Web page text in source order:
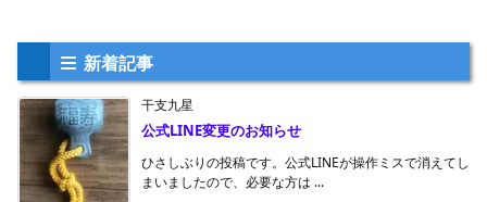
新着記事
干支九星
公式LINE変更のお知らせ
ひさしぶりの投稿です。公式LINEが操作ミスで消えてし
まいましたので、必要な方は ...